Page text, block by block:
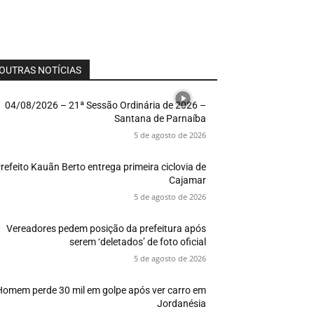
NOTÍCIAS
04/08/2026 – 21ª Sessão Ordinária de 2026 –
Santana de Parnaíba
5 de agosto de 2026
Kauãn Berto entrega primeira ciclovia de
Cajamar
5 de agosto de 2026
Vereadores pedem posição da prefeitura após
serem ‘deletados’ de foto oficial
5 de agosto de 2026
perde 30 mil em golpe após ver carro em
Jordanésia